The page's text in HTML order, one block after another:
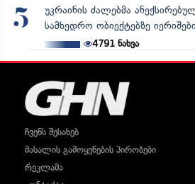
5
უკრაინის ძალებმა
სამხედრო ობიექტებზე
4791ნახვა
ჩვენს შესახებ
მასალის გამოყენების პირობები
რეკლამა